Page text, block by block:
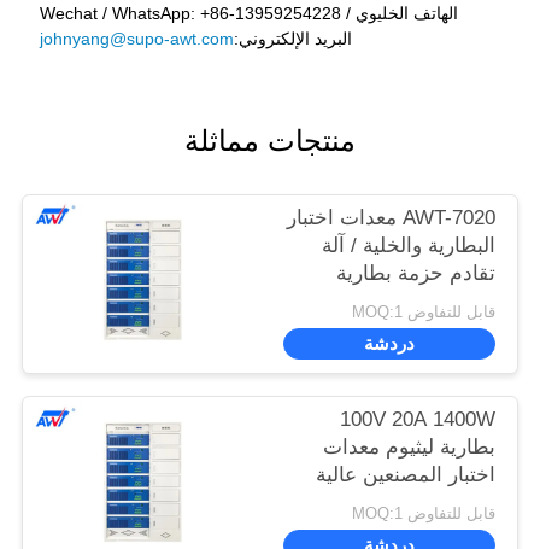
الهاتف الخليوي / Wechat / WhatsApp: +86-13959254228
البريد الإلكتروني:johnyang@supo-awt.com
منتجات مماثلة
AWT-7020 معدات اختبار
البطارية والخلية / آلة
تقادم حزمة بطارية
الليثيوم 100V 20A
قابل للتفاوض MOQ:1
دردشة
100V 20A 1400W
بطارية ليثيوم معدات
اختبار المصنعين عالية
الدقة معايرة
قابل للتفاوض MOQ:1
دردشة